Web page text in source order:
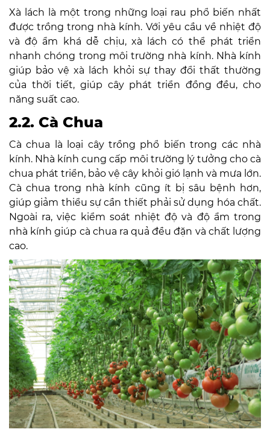
Xà lách là một trong những loại rau phổ biến nhất
được trồng trong nhà kính. Với yêu cầu về nhiệt độ
và độ ẩm khá dễ chịu, xà lách có thể phát triển
nhanh chóng trong môi trường nhà kính. Nhà kính
giúp bảo vệ xà lách khỏi sự thay đổi thất thường
của thời tiết, giúp cây phát triển đồng đều, cho
năng suất cao.
2.2. Cà Chua
Cà chua là loại cây trồng phổ biến trong các nhà
kính. Nhà kính cung cấp môi trường lý tưởng cho cà
chua phát triển, bảo vệ cây khỏi gió lạnh và mưa lớn.
Cà chua trong nhà kính cũng ít bị sâu bệnh hơn,
giúp giảm thiểu sự cần thiết phải sử dụng hóa chất.
Ngoài ra, việc kiểm soát nhiệt độ và độ ẩm trong
nhà kính giúp cà chua ra quả đều đặn và chất lượng
cao.